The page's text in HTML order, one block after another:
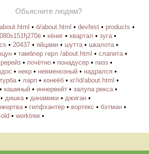
Обьясните людям?
• б/about.html • devfest • products •
• кёниг • квартал • зуга•
• 20437 • яйцами • шутта• шкалота•
• тамблер герл /about.html • слапита•
ререйз • почётно • понадусер • пизз •
• некр • невменозный • надрался •
• ларп • конеёб • кг/id/about.html •
• кашиный • иннервейт • залупа рекса•
• дишка• динамики • джиган •
• гилфхантер • вортекс • бэтман •
• worktree •